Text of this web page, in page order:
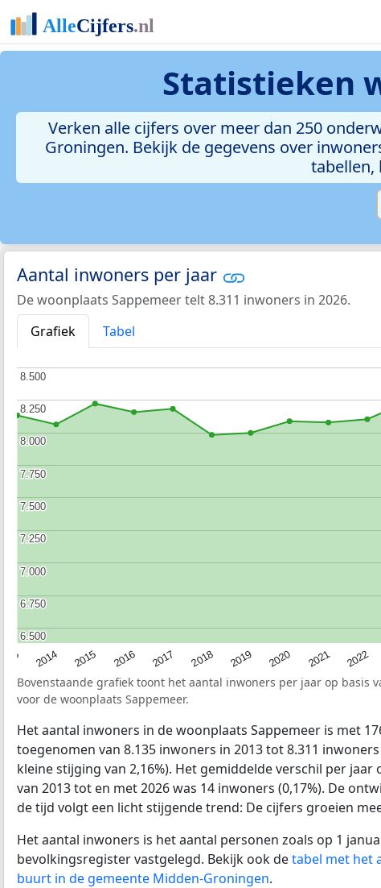
Statistieken
Verken alle cijfers over meer dan 250
Groningen. Bekijk de gegevens over
tabellen,
Aantal inwoners per jaar
De woonplaats Sappemeer telt 8.311 inwoners in 2026.
Grafiek
Tabel
2014 2015 2016 2017 2018 2019 2020 2021 2022
6.500
6.500
6.750
6.750
7.000
7.000
7.250
7.250
7.500
7.500
7.750
7.750
8.000
8.000
8.250
8.250
8.500
8.500
Bovenstaande grafiek toont het aantal inwoners per jaar op basis
voor de woonplaats Sappemeer.
Het aantal inwoners in de woonplaats Sappemeer is met
toegenomen van 8.135 inwoners in 2013 tot 8.311
kleine stijging van 2,16%). Het gemiddelde verschil per jaar
van 2013 tot en met 2026 was 14 inwoners (0,17%). De
de tijd volgt een licht stijgende trend: De cijfers groeien
Het aantal inwoners is het aantal personen zoals op 1
bevolkingsregister vastgelegd. Bekijk ook detabel met het
buurt in de gemeente Midden-Groningen.